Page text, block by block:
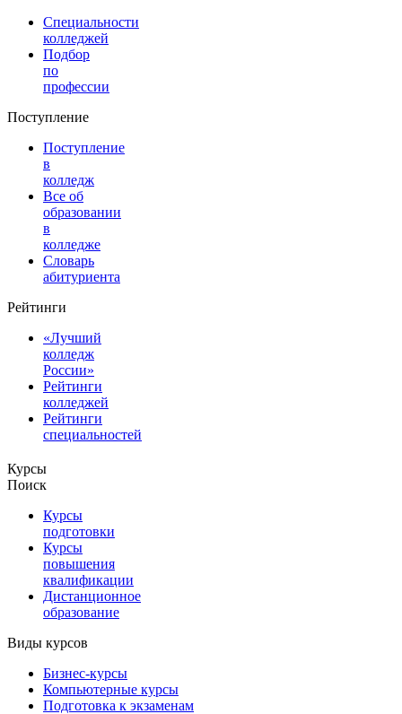
Специальности
колледжей
Подбор
по
профессии
Поступление
Поступление
в
колледж
Все об
образовании
в
колледже
Словарь
абитуриента
Рейтинги
«Лучший
колледж
России»
Рейтинги
колледжей
Рейтинги
специальностей
Курсы
Поиск
Курсы
подготовки
Курсы
повышения
квалификации
Дистанционное
образование
Виды курсов
Бизнес-курсы
Компьютерные курсы
Подготовка к экзаменам